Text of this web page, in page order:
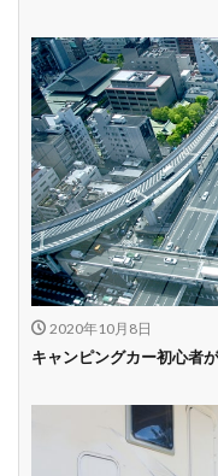
2020年10月8日
キャンピングカー初心者